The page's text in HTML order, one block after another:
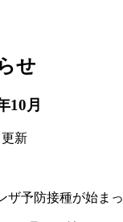
10月
更新
ザ予防接種が始まっ